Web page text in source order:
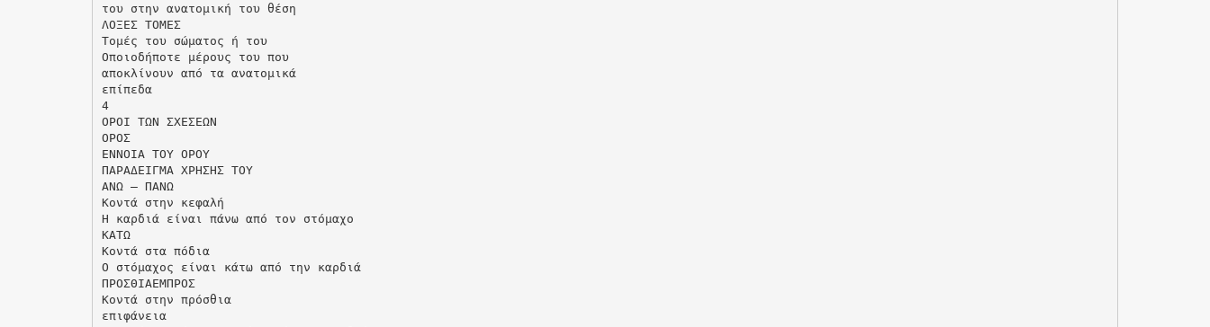
του στην ανατομική του θέση
ΛΟΞΕΣ ΤΟΜΕΣ
Τομές του σώματος ή του
Οποιοδήποτε μέρους του που
αποκλίνουν από τα ανατομικά
επίπεδα
4
ΟΡΟΙ ΤΩΝ ΣΧΕΣΕΩΝ
ΟΡΟΣ
ΕΝΝΟΙΑ ΤΟΥ ΟΡΟΥ
ΠΑΡΑΔΕΙΓΜΑ ΧΡΗΣΗΣ ΤΟΥ
ΑΝΩ – ΠΑΝΩ
Κοντά στην κεφαλή
Η καρδιά είναι πάνω από τον στόμαχο
ΚΑΤΩ
Κοντά στα πόδια
Ο στόμαχος είναι κάτω από την καρδιά
ΠΡΟΣΘΙΑΕΜΠΡΟΣ
Κοντά στην πρόσθια
επιφάνεια